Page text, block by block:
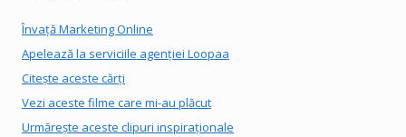
Învață Marketing Online
Apelează la serviciile agenției Loopaa
Citește aceste cărți
Vezi aceste filme care mi-au plăcut
Urmărește aceste clipuri inspiraționale